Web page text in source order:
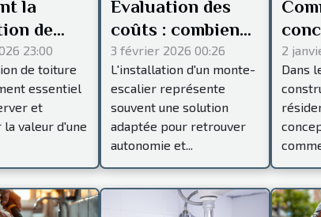
la
de
la
vie de
?
23:00
de toiture
essentiel
et
valeur d'une
Évaluation des
coûts : combien
prévoir pour
l'installation d'un
monte-escalier ?
3 février 2026 00:26
L'installation d'un monte-
escalier représente
souvent une solution
adaptée pour retrouver
autonomie et...
les
2
Dans